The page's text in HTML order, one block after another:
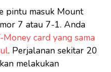
pintu masuk Mount
7 atau 7-1. Anda
Money card yang sama
. Perjalanan sekitar 20
melakukan